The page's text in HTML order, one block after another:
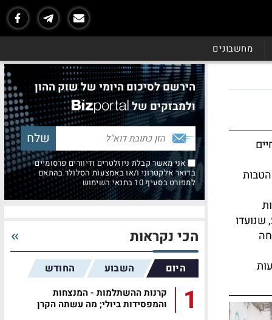
מחשבונים
שנועדו
הירשם לסיכום היומי של שוק ההון
ולמבזקים של
אני מאשר קבלת ניוזלטרים ודיוורים פרסומיים
בדואר אלקטרוני ו/או באמצעות הסלולר בהתאם
למפורט בסעיף 10 בתנאי השימוש
הכי נקראות
היום השבוע החודש
1
קרנות ההשתלמות - המנצחות
והמפסידות ביולי; מה עשתה הקרן